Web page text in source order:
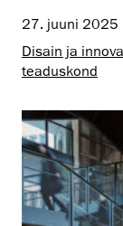
27. juuni 2025
Disain ja
teaduskond